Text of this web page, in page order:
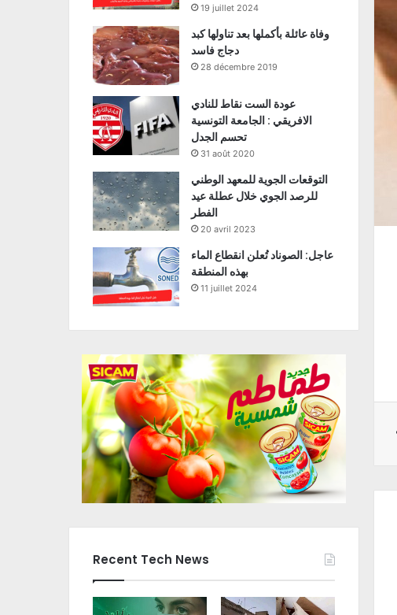
19 juillet 2024
وفاة عائلة بأكملها بعد تناولها كبد
دجاج فاسد
28 décembre 2019
عودة الست نقاط للنادي
الافريقي : الجامعة التونسية
تحسم الجدل
31 août 2020
التوقعات الجوية للمعهد الوطني
للرصد الجوي خلال عطلة عيد
الفطر
20 avril 2023
عاجل: الصوناد تُعلن انقطاع الماء
بهذه المنطقة
11 juillet 2024
Recent Tech News